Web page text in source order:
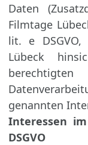
Daten
Filmtage
lit. e
Lübeck
genannten
Interessen
DSGVO